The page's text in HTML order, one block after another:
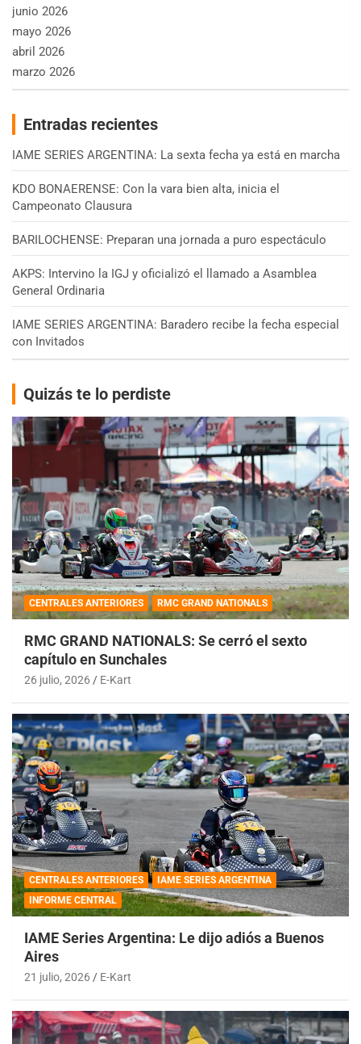
junio 2026
mayo 2026
abril 2026
marzo 2026
Entradas recientes
IAME SERIES ARGENTINA: La sexta fecha ya está en marcha
KDO BONAERENSE: Con la vara bien alta, inicia el
Campeonato Clausura
BARILOCHENSE: Preparan una jornada a puro espectáculo
AKPS: Intervino la IGJ y oficializó el llamado a Asamblea
General Ordinaria
IAME SERIES ARGENTINA: Baradero recibe la fecha especial
con Invitados
Quizás te lo perdiste
CENTRALES ANTERIORES RMC GRAND NATIONALS
RMC GRAND NATIONALS: Se cerró el sexto
capítulo en Sunchales
26 julio, 2026 E-Kart
CENTRALES ANTERIORES
IAME SERIES ARGENTINA
INFORME CENTRAL
IAME Series Argentina: Le dijo adiós a Buenos
Aires
21 julio, 2026 E-Kart